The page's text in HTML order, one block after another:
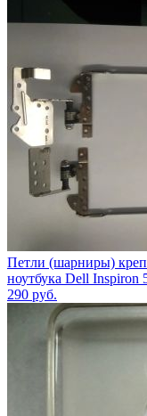
Петли (шарниры)
ноутбука Dell Inspiron
290 руб.